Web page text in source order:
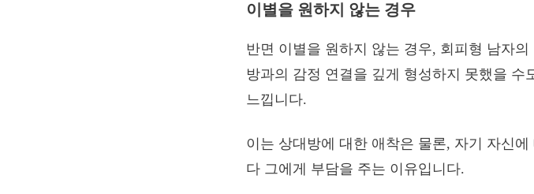
이별을 원하지 않는 경우
반면 이별을 원하지 않는 경우, 회피형 남자
방과의 감정 연결을 깊게 형성하지 못했을 수
느낍니다.
이는 상대방에 대한 애착은 물론, 자기 자신
다 그에게 부담을 주는 이유입니다.